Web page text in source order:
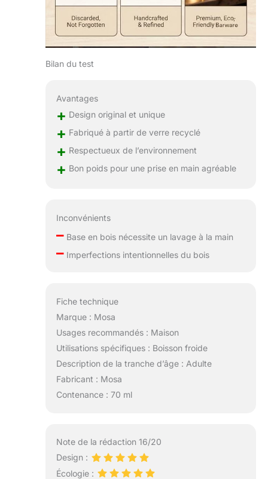
Bilan du test
Avantages
+ Design original et unique
+ Fabriqué à partir de verre recyclé
+ Respectueux de l’environnement
+ Bon poids pour une prise en main agréable
Inconvénients
–Base en bois nécessite un lavage à la main
–Imperfections intentionnelles du bois
Fiche technique
Marque : Mosa
Usages recommandés : Maison
Utilisations spécifiques : Boisson froide
Description de la tranche d’âge : Adulte
Fabricant : Mosa
Contenance : 70 ml
Note de la rédaction 16/20
Design :
Écologie :